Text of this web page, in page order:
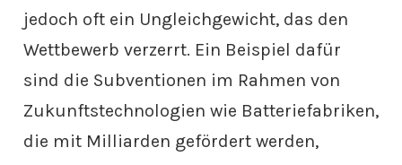
jedoch oft ein Ungleichgewicht, das den
Wettbewerb verzerrt. Ein Beispiel dafür
sind die Subventionen im Rahmen von
Zukunftstechnologien wie Batteriefabriken,
die mit Milliarden gefördert werden,